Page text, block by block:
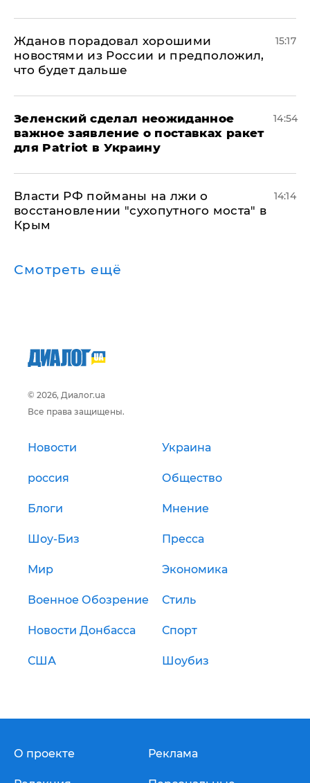
Жданов порадовал хорошими
новостями из России и предположил,
что будет дальше
15:17
Зеленский сделал неожиданное
важное заявление о поставках ракет
для Patriot в Украину
14:54
Власти РФ пойманы на лжи о
восстановлении "сухопутного моста" в
Крым
14:14
Смотреть ещё
© 2026, Диалог.ua
Все права защищены.
Новости Украина
россия Общество
Блоги Мнение
Шоу-Биз Пресса
Мир Экономика
Военное Обозрение Стиль
Новости Донбасса Спорт
США Шоубиз
О проекте Реклама